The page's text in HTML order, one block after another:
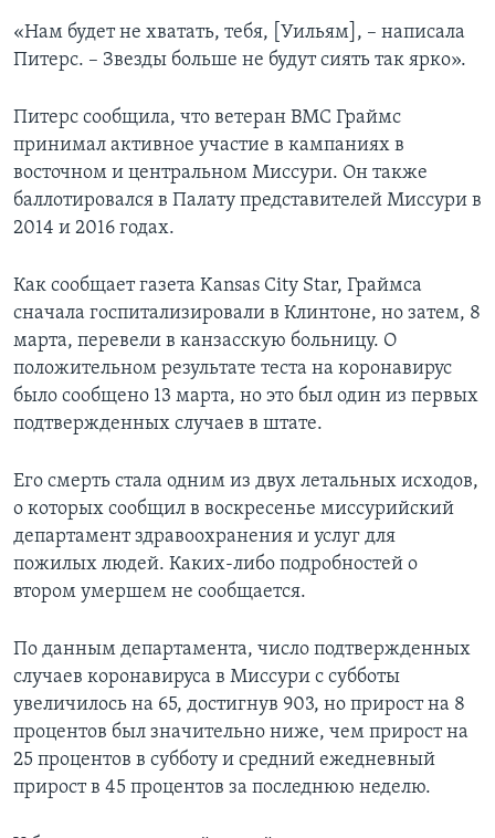
«Нам будет не хватать, тебя, [Уильям], – написала
Питерс. – Звезды больше не будут сиять так ярко».
Питерс сообщила, что ветеран ВМС Граймс
принимал активное участие в кампаниях в
восточном и центральном Миссури. Он также
баллотировался в Палату представителей Миссури в
2014 и 2016 годах.
Как сообщает газета Kansas City Star, Граймса
сначала госпитализировали в Клинтоне, но затем, 8
марта, перевели в канзасскую больницу. О
положительном результате теста на коронавирус
было сообщено 13 марта, но это был один из первых
подтвержденных случаев в штате.
Его смерть стала одним из двух летальных исходов,
о которых сообщил в воскресенье миссурийский
департамент здравоохранения и услуг для
пожилых людей. Каких-либо подробностей о
втором умершем не сообщается.
По данным департамента, число подтвержденных
случаев коронавируса в Миссури с субботы
увеличилось на 65, достигнув 903, но прирост на 8
процентов был значительно ниже, чем прирост на
25 процентов в субботу и средний ежедневный
прирост в 45 процентов за последнюю неделю.